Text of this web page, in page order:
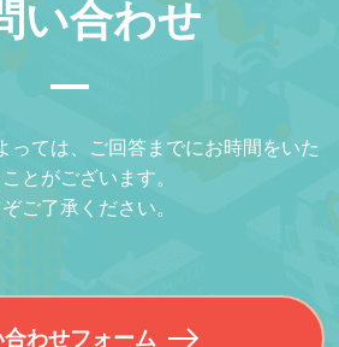
い合わせ
っては、ご回答までにお時間をいた
とがございます。
ご了承ください。
合わせフォーム